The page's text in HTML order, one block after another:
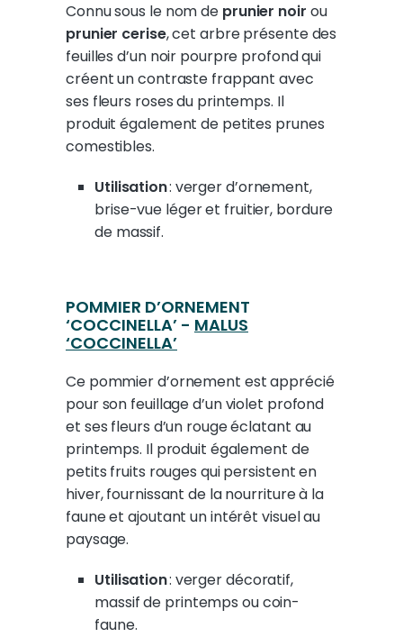
Connu sous le nom de prunier noir ou
prunier cerise, cet arbre présente des
feuilles d’un noir pourpre profond qui
créent un contraste frappant avec
ses fleurs roses du printemps. Il
produit également de petites prunes
comestibles.
Utilisation: verger d’ornement,
brise-vue léger et fruitier, bordure
de massif.
POMMIER D’ORNEMENT
‘COCCINELLA’ - MALUS
‘COCCINELLA’
Ce pommier d’ornement est apprécié
pour son feuillage d’un violet profond
et ses fleurs d’un rouge éclatant au
printemps. Il produit également de
petits fruits rouges qui persistent en
hiver, fournissant de la nourriture à la
faune et ajoutant un intérêt visuel au
paysage.
Utilisation: verger décoratif,
massif de printemps ou coin-
faune.